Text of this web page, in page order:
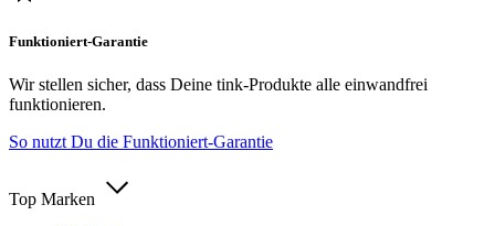
Funktioniert-Garantie
Wir stellen sicher, dass Deine tink-Produkte alle einwandfrei
funktionieren.
So nutzt Du die Funktioniert-Garantie
Top Marken